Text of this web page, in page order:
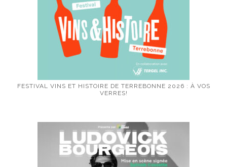
FESTIVAL VINS ET HISTOIRE DE TERREBONNE 2026 : À VOS
VERRES!